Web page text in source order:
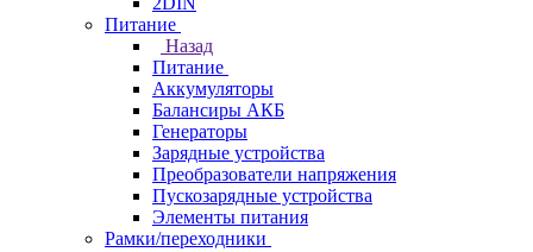
Питание
Назад
Питание
Аккумуляторы
Балансиры АКБ
Генераторы
Зарядные устройства
Преобразователи напряжения
Пускозарядные устройства
Элементы питания
Рамки/переходники